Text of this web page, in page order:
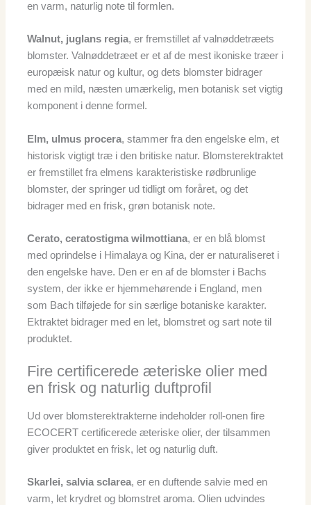
en varm, naturlig note til formlen.
Walnut, juglans regia, er fremstillet af valnøddetræets
blomster. Valnøddetræet er et af de mest ikoniske træer i
europæisk natur og kultur, og dets blomster bidrager
med en mild, næsten umærkelig, men botanisk set vigtig
komponent i denne formel.
Elm, ulmus procera, stammer fra den engelske elm, et
historisk vigtigt træ i den britiske natur. Blomsterektraktet
er fremstillet fra elmens karakteristiske rødbrunlige
blomster, der springer ud tidligt om foråret, og det
bidrager med en frisk, grøn botanisk note.
Cerato, ceratostigma wilmottiana, er en blå blomst
med oprindelse i Himalaya og Kina, der er naturaliseret i
den engelske have. Den er en af de blomster i Bachs
system, der ikke er hjemmehørende i England, men
som Bach tilføjede for sin særlige botaniske karakter.
Ektraktet bidrager med en let, blomstret og sart note til
produktet.
Fire certificerede æteriske olier med
en frisk og naturlig duftprofil
Ud over blomsterektrakterne indeholder roll-onen fire
ECOCERT certificerede æteriske olier, der tilsammen
giver produktet en frisk, let og naturlig duft.
Skarlei, salvia sclarea, er en duftende salvie med en
varm, let krydret og blomstret aroma. Olien udvindes